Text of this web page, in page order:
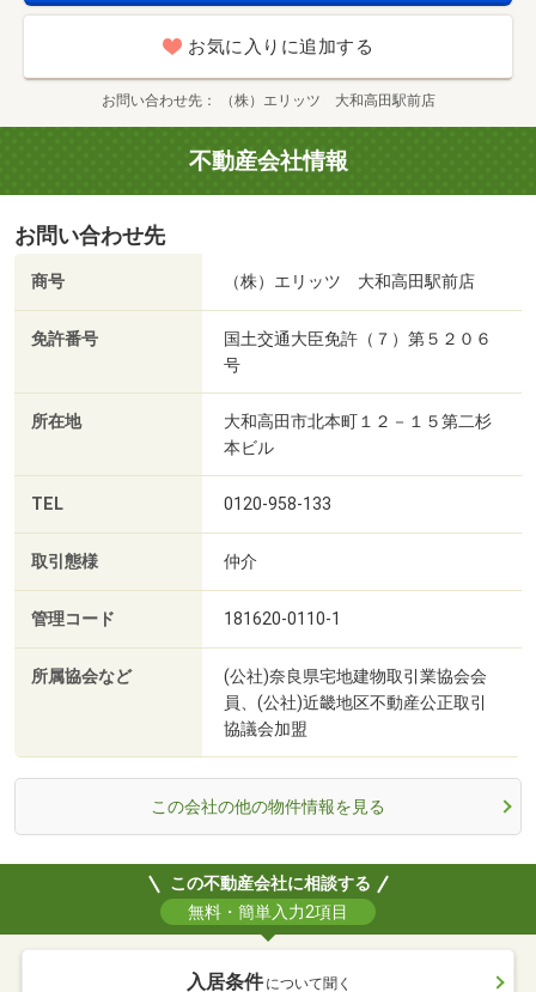
お気に入りに追加する
お問い合わせ先 （株）エリッツ 大和高田駅前店
不動産会社情報
お問い合わせ先
商号 （株）エリッツ 大和高田駅前店
免許番号
国土交通大臣免許（７）第５２０６
号
所在地
大和高田市北本町１２－１５第二杉
本ビル
TEL 0120-958-133
取引態様 仲介
管理コード 181620-0110-1
所属協会など
(公社)奈良県宅地建物取引業協会会
員、(公社)近畿地区不動産公正取引
協議会加盟
この会社の他の物件情報を見る
この不動産会社に相談する
無料・簡単入力2項目
入居条件 について聞く